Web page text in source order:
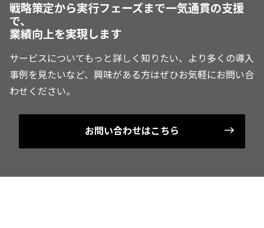
戦略策定から実行フェーズまで一気通貫の支援
で、
業績向上を実現します
サービスについてもっと詳しく知りたい、より多くの導入
事例を見たいなど、興味がある方はぜひお気軽にお問い合
わせください。
お問い合わせはこちら